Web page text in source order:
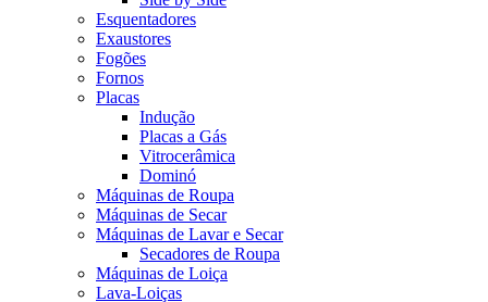
Esquentadores
Exaustores
Fogões
Fornos
Placas
Indução
Placas a Gás
Vitrocerâmica
Dominó
Máquinas de Roupa
Máquinas de Secar
Máquinas de Lavar e Secar
Secadores de Roupa
Máquinas de Loiça
Lava-Loiças